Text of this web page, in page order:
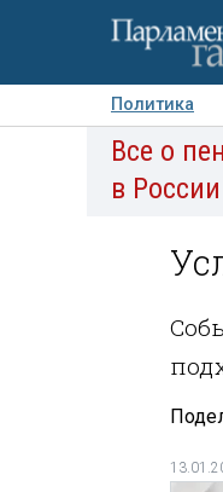
Политика
Авторы
Все о
в России